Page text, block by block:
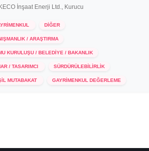
İnşaat Enerji Ltd., Kurucu
DİĞER
/ ARAŞTIRMA
KURULUŞU / BELEDİYE / BAKANLIK
/ TASARIMCI SÜRDÜRÜLEBİLİRLİK
MUTABAKAT GAYRİMENKUL DEĞERLEME